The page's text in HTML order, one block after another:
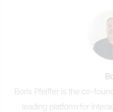
Boris Pfeiffer is the co-
leading platform for